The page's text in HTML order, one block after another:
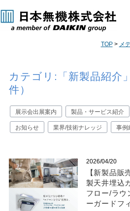
TOP> メ
カテゴリ:「新製品紹介
件）
展示会出展案内 製品・サービス紹介
お知らせ 業界/技術ナレッジ 事例
2026/04/20
【新製品販
製天井埋込
フロー/ラウ
ーガードフ